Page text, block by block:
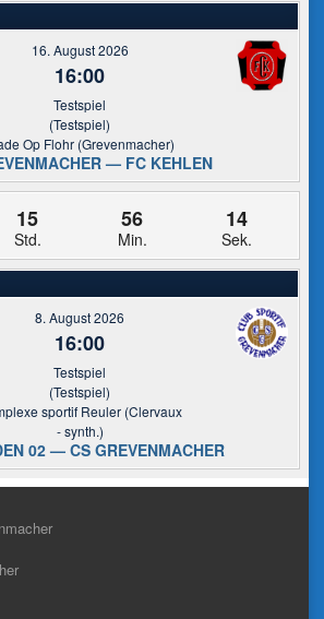
16. August 2026
16:00
Testspiel
(Testspiel)
Op Flohr (Grevenmacher)
— FC KEHLEN
15
Std.
56
Min.
13
Sek.
8. August 2026
16:00
Testspiel
(Testspiel)
sportif Reuler (Clervaux
- synth.)
02 — CS GREVENMACHER